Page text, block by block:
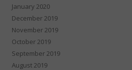
January 2020
December 2019
November 2019
October 2019
September 2019
August 2019